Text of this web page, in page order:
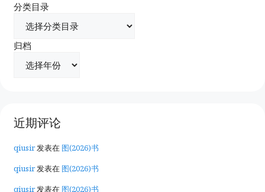
分类目录
归档
近期评论
qiusir发表在 图(2026)书
qiusir发表在 图(2026)书
qiusir发表在 图(2026)书